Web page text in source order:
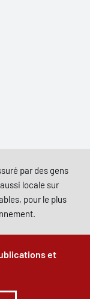
par des gens
locale sur
pour le plus
et